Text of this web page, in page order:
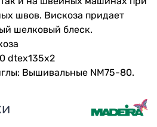
швов. Вискоза придает
шелковый блеск.
dtex135x2
Вышивальные NM75-80.